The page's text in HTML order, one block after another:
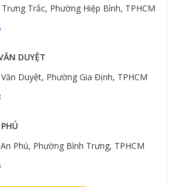
Trắc, Phường Hiệp Bình, TPHCM
DUYỆT
Duyệt, Phường Gia Định, TPHCM
Phú, Phường Bình Trưng, TPHCM